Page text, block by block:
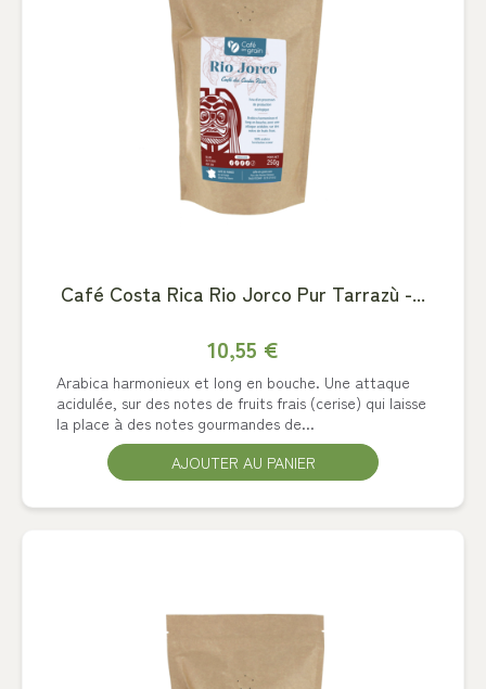
Café Costa Rica Rio Jorco Pur Tarrazù -...
10,55 €
Arabica harmonieux et long en bouche. Une attaque
acidulée, sur des notes de fruits frais (cerise) qui laisse
la place à des notes gourmandes de...
AJOUTER AU PANIER